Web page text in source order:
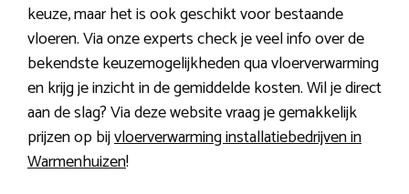
keuze, maar het is ook geschikt voor bestaande
vloeren. Via onze experts check je veel info over de
bekendste keuzemogelijkheden qua vloerverwarming
en krijg je inzicht in de gemiddelde kosten. Wil je direct
aan de slag? Via deze website vraag je gemakkelijk
prijzen op bijvloerverwarming installatiebedrijven in
Warmenhuizen!